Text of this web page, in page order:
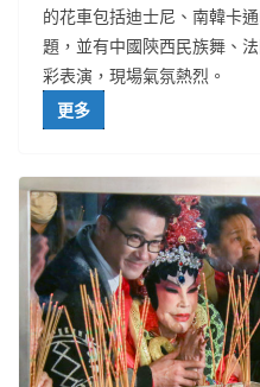
的花車包括迪士尼、南韓卡
題，並有中國陝西民族舞、
彩表演，現場氣氛熱烈。
更多